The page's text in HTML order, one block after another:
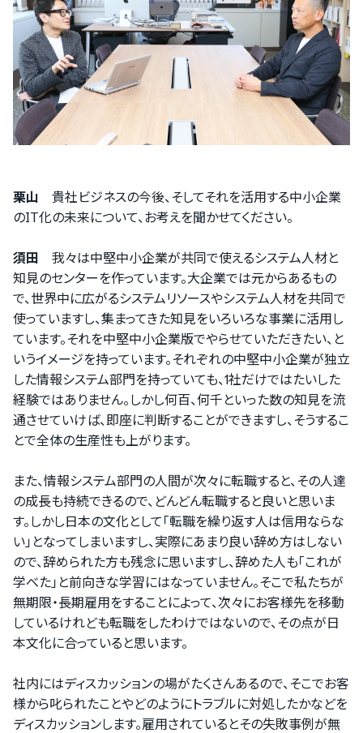
栗山 貴社ビジネスの今後、そしてそれを活用する中小企業
のIT化の未来について、お考えを聞かせてください。
須田 我々は中堅中小企業が共同で使えるシステム人材と
知見のセンターを作っています。大企業では元からあるもの
で、世界中に広がるシステムリソースやシステム人材を共同で
使っていますし、集まってきた知見をいろいろな事業に活用し
ています。それを中堅中小企業版でやらせていただきたい、と
いうイメージを持っています。それぞれの中堅中小企業が独立
した情報システム部門を持っていても、1社だけではたいした
経験ではありません。しかし何百、何千といった数の知見を流
通させていけば、即座に判断することができますし、そうするこ
とで全体の生産性も上がります。
また、情報システム部門の人間が次々に転職すると、その人達
の成長も持続できるので、どんどん転職すると良いと思いま
す。しかし日本の文化として「転職を繰り返す人は信用ならな
い」となってしまいますし、実際にあまり良い辞め方はしない
ので、辞められた方も残念に思いますし、辞めた人も「これが
学べた」と前向きな学習にはなっていません。そこで私たちが
無期限・長期雇用をすることによって、次々にお客様先を移動
しているけれども転職をしたわけではないので、その点が日
本文化に合っていると思います。
社内にはディスカッションの場がたくさんあるので、そこでお客
様から叱られたことやどのようにトラブルに対処したかなどを
ディスカッションします。雇用されているとその失敗事例が無